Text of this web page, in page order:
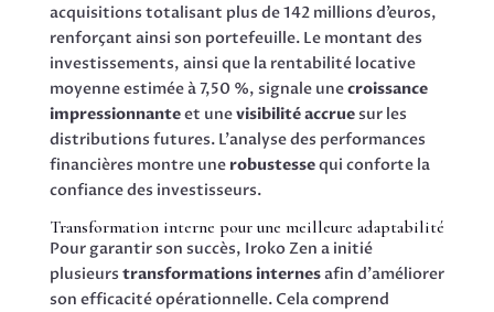
acquisitions totalisant plus de 142 millions d’euros,
renforçant ainsi son portefeuille. Le montant des
investissements, ainsi que la rentabilité locative
moyenne estimée à 7,50 %, signale unecroissance
impressionnanteet unevisibilité accruesur les
distributions futures. L’analyse des performances
financières montre une robustessequi conforte la
confiance des investisseurs.
Transformation interne pour une meilleure adaptabilité
Pour garantir son succès, Iroko Zen a initié
plusieurs transformations internesafin d’améliorer
son efficacité opérationnelle. Cela comprend